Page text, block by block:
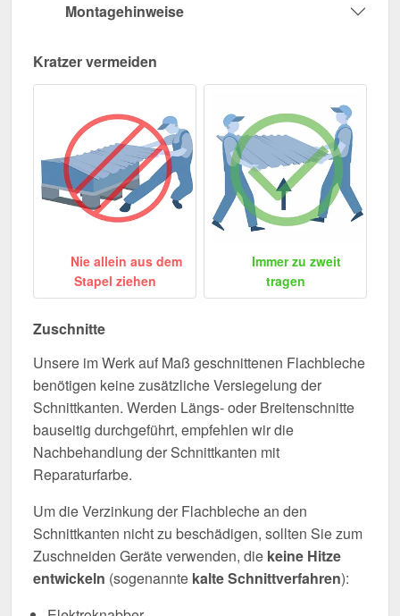
Montagehinweise
Kratzer vermeiden
Nie allein aus dem
Stapel ziehen
Immer zu zweit
tragen
Zuschnitte
Unsere im Werk auf Maß geschnittenen Flachbleche
benötigen keine zusätzliche Versiegelung der
Schnittkanten. Werden Längs- oder Breitenschnitte
bauseitig durchgeführt, empfehlen wir die
Nachbehandlung der Schnittkanten mit
Reparaturfarbe.
Um die Verzinkung der Flachbleche an den
Schnittkanten nicht zu beschädigen, sollten Sie zum
Zuschneiden Geräte verwenden, die keine Hitze
entwickeln (sogenannte kalte Schnittverfahren):